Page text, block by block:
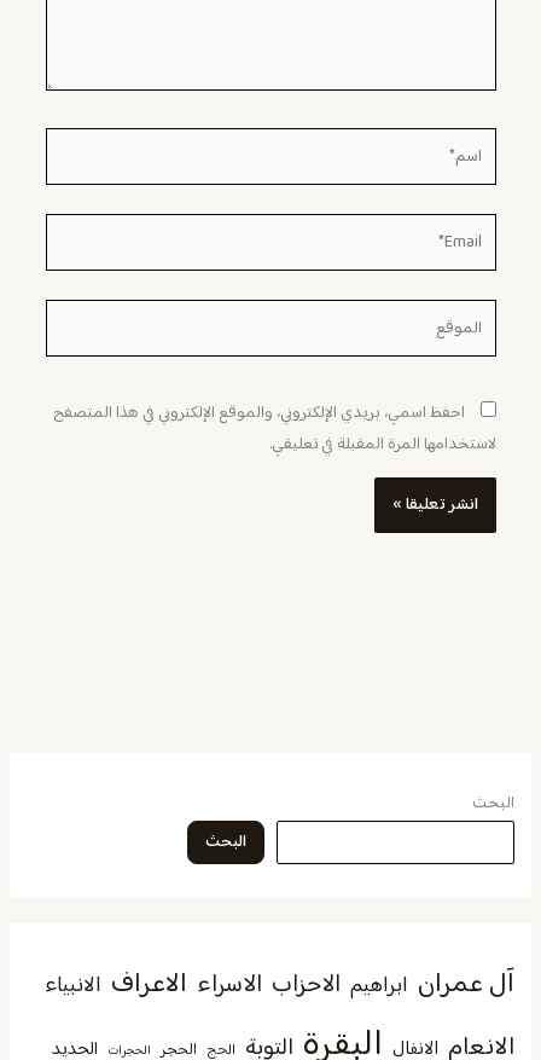
اسم*
Email*
الموقع
احفظ اسمي، بريدي الإلكتروني، والموقع الإلكتروني في هذا المتصفح
لاستخدامها المرة المقبلة في تعليقي.
البحث
البحث
آل عمران ابراهيم الاحزاب الاسراء الاعراف الانبياء
الانعام الانفال البقرة التوبة الحج الحجر الحجرات الحديد